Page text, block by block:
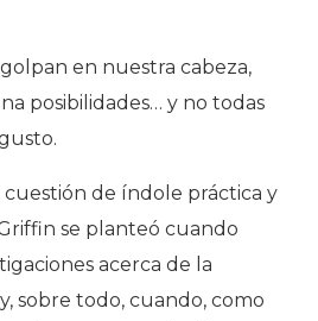
en nuestra cabeza,
posibilidades… y no todas
cuestión de índole práctica y
se planteó cuando
acerca de la
sobre todo, cuando, como